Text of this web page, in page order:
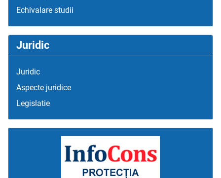
Echivalare studii
Juridic
Juridic
Aspecte juridice
Legislatie